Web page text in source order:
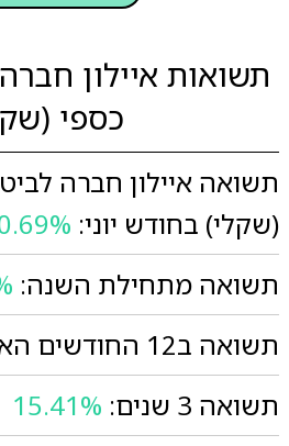
תשואות איילון
כספי
תשואה איילון חברה
(שקלי) בחודש יוני:
תשואה מתחילת השנה:
תשואה ב12 החודשים האחרונים:
תשואה 3 שנים:
15.41%